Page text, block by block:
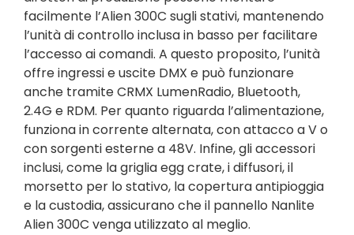
facilmente l’Alien 300C sugli stativi, mantenendo
l’unità di controllo inclusa in basso per facilitare
l’accesso ai comandi. A questo proposito, l’unità
offre ingressi e uscite DMX e può funzionare
anche tramite CRMX LumenRadio, Bluetooth,
2.4G e RDM. Per quanto riguarda l’alimentazione,
funziona in corrente alternata, con attacco a V o
con sorgenti esterne a 48V. Infine, gli accessori
inclusi, come la griglia egg crate, i diffusori, il
morsetto per lo stativo, la copertura antipioggia
e la custodia, assicurano che il pannello Nanlite
Alien 300C venga utilizzato al meglio.